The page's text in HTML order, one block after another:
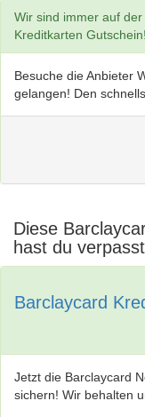
Wir sind immer auf
Kreditkarten Gutschein!
Besuche die Anbieter
gelangen! Den
Diese
hast du
Barclaycard
Jetzt die Barclaycard
sichern! Wir behalten